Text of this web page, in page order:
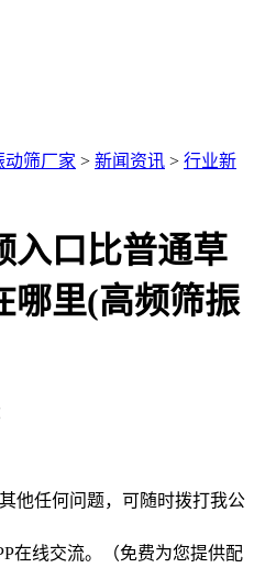
动筛厂家 > 新闻资讯 > 行业新
入口比普通草
哪里(高频筛振
他任何问题，可随时拨打我公
在线交流。（免费为您提供配